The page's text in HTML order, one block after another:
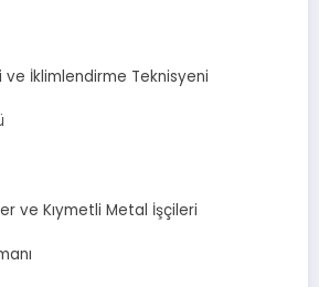
ve İklimlendirme Teknisyeni
ve Kıymetli Metal İşçileri